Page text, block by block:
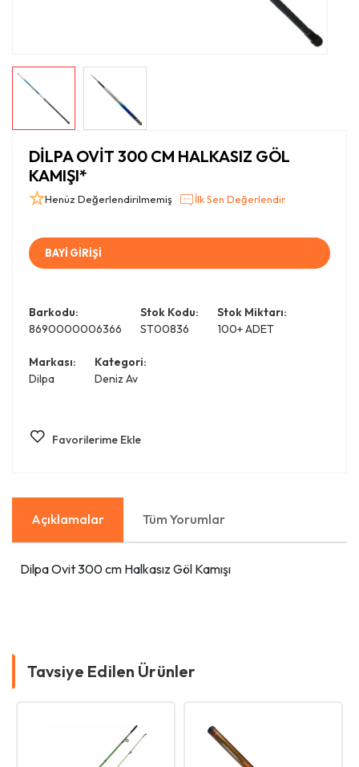
DİLPA OVİT 300 CM HALKASIZ GÖL
KAMIŞI*
Henüz Değerlendirilmemiş İlk Sen Değerlendir
BAYİ GİRİŞİ
Barkodu:
8690000006366
Stok Kodu:
ST00836
Stok Miktarı:
100+ ADET
Markası:
Dilpa
Kategori:
Deniz Av
Favorilerime Ekle
Açıklamalar Tüm Yorumlar
Dilpa Ovit 300 cm Halkasız Göl Kamışı
Tavsiye Edilen Ürünler